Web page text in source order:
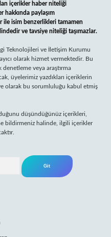
içerikler haber niteliği
hakkında paylaşım
ile isim benzerlikleri tamamen
ve tavsiye niteliği taşımazlar.
Teknolojileri ve İletişim Kurumu
olarak hizmet vermektedir. Bu
veya araştırma
üyelerimiz yazdıkları içeriklerin
olarak bu sorumluluğu kabul etmiş
düşündüğünüz içerikleri,
bildirmeniz halinde, ilgili içerikler